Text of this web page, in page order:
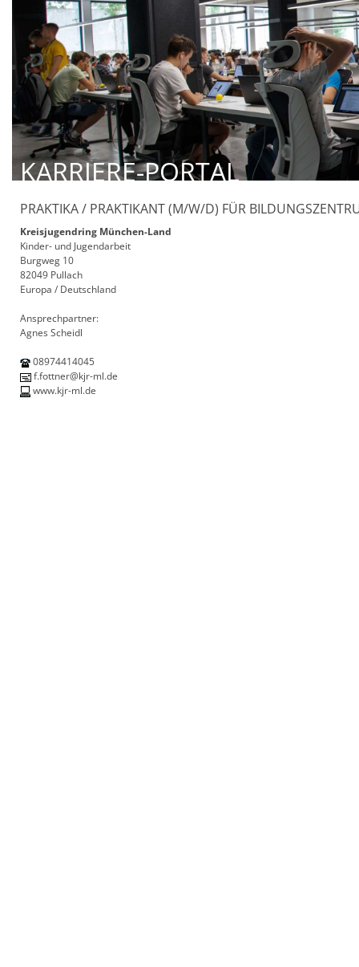
KARRIERE-PORTAL
PRAKTIKA / PRAKTIKANT (M/W/D) FÜR
Kreisjugendring München-Land
Kinder- und Jugendarbeit
Burgweg 10
82049 Pullach
Europa / Deutschland
Ansprechpartner:
Agnes Scheidl
08974414045
f.fottner@kjr-ml.de
www.kjr-ml.de